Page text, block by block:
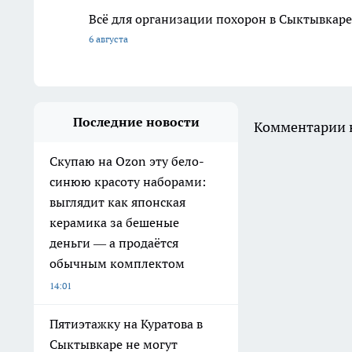
Всё для организации похорон в
6 августа
Последние новости
Скупаю на Ozon эту бело-
синюю красоту наборами:
выглядит как японская
керамика за бешеные
деньги — а продаётся
обычным комплектом
14:01
Пятиэтажку на Куратова в
Сыктывкаре не могут
Комментарии